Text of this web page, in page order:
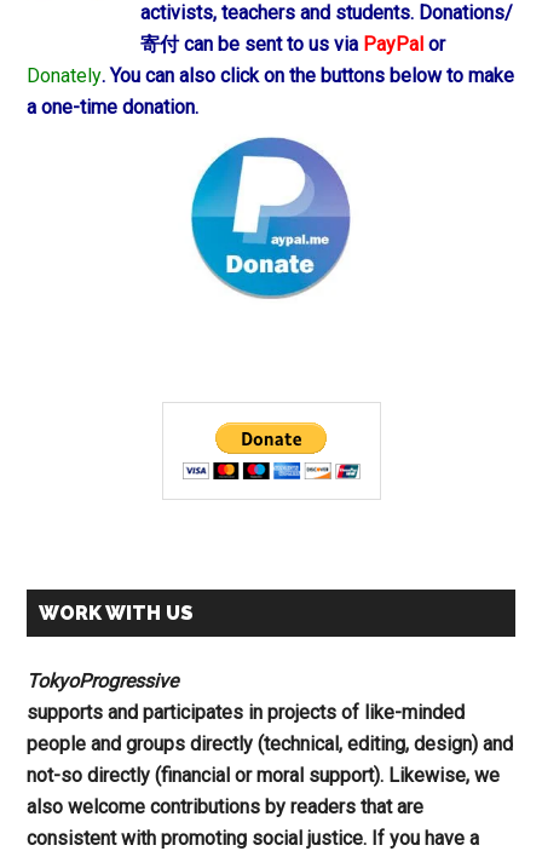
activists, teachers and students. Donations/
寄付 can be sent to us via PayPal or
Donately. You can also click on the buttons below to make
a one-time donation.
WORK WITH US
TokyoProgressive
supports and participates in projects of like-minded
people and groups directly (technical, editing, design) and
not-so directly (financial or moral support). Likewise, we
also welcome contributions by readers that are
consistent with promoting social justice. If you have a